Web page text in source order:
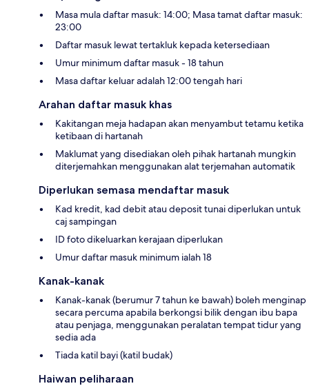
Masa mula daftar masuk: 14:00; Masa tamat daftar masuk:
23:00
Daftar masuk lewat tertakluk kepada ketersediaan
Umur minimum daftar masuk - 18 tahun
Masa daftar keluar adalah 12:00 tengah hari
Arahan daftar masuk khas
Kakitangan meja hadapan akan menyambut tetamu ketika
ketibaan di hartanah
Maklumat yang disediakan oleh pihak hartanah mungkin
diterjemahkan menggunakan alat terjemahan automatik
Diperlukan semasa mendaftar masuk
Kad kredit, kad debit atau deposit tunai diperlukan untuk
caj sampingan
ID foto dikeluarkan kerajaan diperlukan
Umur daftar masuk minimum ialah 18
Kanak-kanak
Kanak-kanak (berumur 7 tahun ke bawah) boleh menginap
secara percuma apabila berkongsi bilik dengan ibu bapa
atau penjaga, menggunakan peralatan tempat tidur yang
sedia ada
Tiada katil bayi (katil budak)
Haiwan peliharaan